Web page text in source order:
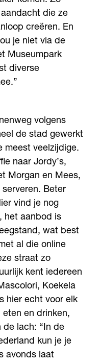
die ze
creëren. En
je niet via de
Museumpark
diverse
volgens
de stad gewerkt
meest veelzijdige.
naar Jordy’s,
Morgan en Mees,
Beter
vind je nog
het aanbod is
wat best
al die online
straat zo
kent iedereen
Koekela
hier echt voor elk
en drinken,
de lach: “In de
kun je je
avonds laat